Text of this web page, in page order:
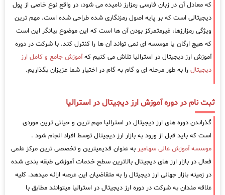
که معادل آن در زبان فارسی رمزارز نامیده می شود، در واقع نوع خاصی از پول
دیجیتالی است که بر پایه اصول رمزنگاری شده طراحی شده است. مهم ترین
ویژگی رمزارزها، غیرمتمرکز بودن آن ها است که این موضوع بیانگر این است
که هیچ ارگان یا موسسه ای نمی تواند آن ها را کنترل کند. با شرکت در دوره
آموزش ارز دیجیتال در استرالیا تلاش می کنیم کهآموزش جامع و کامل ارز
دیجیتال را به طور مرحله ای و گام به گام در اختیار شما عزیزان بگذاریم.
ثبت نام در دوره آموزش ارز دیجیتال در استرالیا
گذراندن دوره های ارز دیجیتال در استرالیا مهم ترین و حیاتی ترین موردی
است که باید قبل از ورود به بازار ارز دیجیتال توسط افراد انجام شود .
موسسه آموزش عالی سهامیر به عنوان قدیمیترین و تخصصی ترین مرکز علمی
فعال در بازار ارز های دیجیتال بالاترین سطح خدمات آموزشی طبقه بندی شده
در زمینه بازار جهانی ارز دیجیتال را به متقاضیان این عرصه ارائه میدهد. کلیه
علاقه مندان به شرکت در دوره ارز دیجیتال در استرالیا میتوانند مطابق با